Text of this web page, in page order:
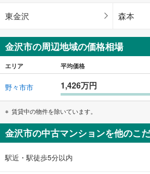
東金沢 森本
金沢市の周辺地域の価格相場
エリア 平均価格
野々市市 1,426万円
賃貸中の物件を除いています。
金沢市の中古マンションを他のこ
駅近・駅徒歩5分以内